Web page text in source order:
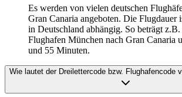
Es werden von vielen deutschen
Gran Canaria angeboten. Die Flugdauer
in Deutschland abhängig. So beträgt
Flughafen München nach Gran Canaria
und 55 Minuten.
Wie lautet der Dreilettercode bzw. Flughafencode